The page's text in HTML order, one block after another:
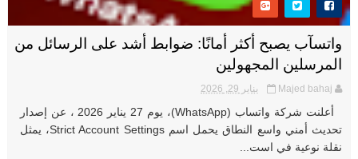
واتسآب يصبح أكثر أمانًا: ضوابط أشد على الرسائل من
المرسلين المجهولين
Majed bahaj يناير 29, 2026
أعلنت شركة واتساب (WhatsApp)، يوم 27 يناير 2026 ، عن إصدار
تحديث أمني واسع النطاق يحمل اسم Strict Account Settings، يمثل
نقلة نوعية في است...